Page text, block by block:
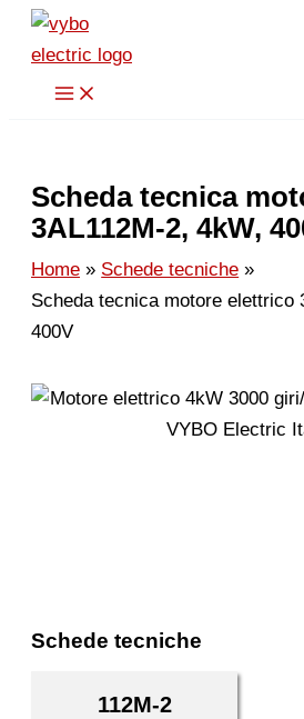
Vai
contenuto
Scheda tecnica
3AL112M-2, 4kW,
Home
Schede tecniche
Scheda tecnica motore elettrico
400V
Schede tecniche
112M-2